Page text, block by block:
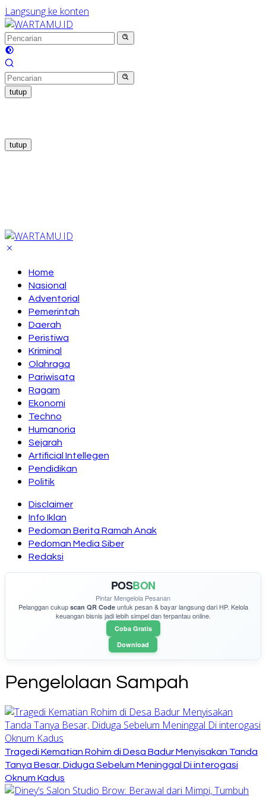
Langsung ke konten
tutup
tutup
Home
Nasional
Adventorial
Pemerintah
Daerah
Peristiwa
Kriminal
Olahraga
Pariwisata
Ragam
Ekonomi
Techno
Humanoria
Sejarah
Artificial Intellegen
Pendidikan
Politik
Disclaimer
Info Iklan
Pedoman Berita Ramah Anak
Pedoman Media Siber
Redaksi
POSBON
Pintar Mengelola Pesanan
Pelanggan cukup scan QR Codeuntuk pesan & bayar langsung dari HP. Kelola
keuangan bisnis jadi lebih simpel dan terpantau online.
Coba Gratis
Download
Pengelolaan Sampah
Tragedi Kematian Rohim di Desa Badur Menyisakan Tanda
Tanya Besar, Diduga Sebelum Meninggal Di interogasi
Oknum Kadus